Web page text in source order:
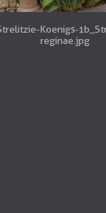
Koenigs-
reginae.jpg